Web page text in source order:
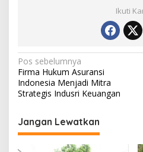
Ikuti
N
a
v
i
g
a
Pos sebelumnya
Firma Hukum Asuransi
Indonesia Menjadi Mitra
Strategis Indusri Keuangan
Jangan Lewatkan